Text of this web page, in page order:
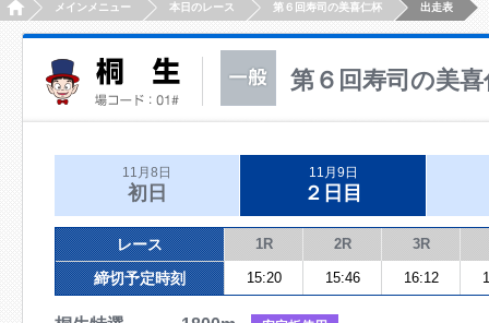
HOMEメインメニュー 本日のレース 第６回寿司の美喜仁杯 出走表
第６回寿司の美喜
11月8日
初日
11月9日
２日目
レース 1R 2R 3R
締切予定時刻 15:20 15:46 16:12